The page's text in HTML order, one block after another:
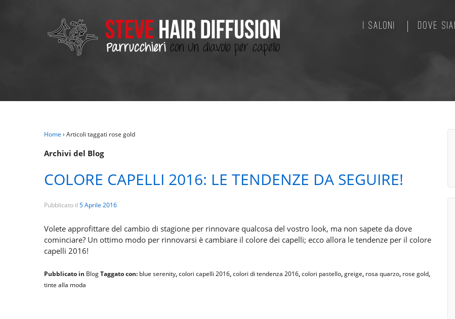
I SALONI DOVE
Home › Articoli taggati rose gold
Archivi del Blog
COLORE CAPELLI 2016: LE TENDENZE DA SEGUIRE!
Pubblicato il 5 Aprile 2016
Volete approfittare del cambio di stagione per rinnovare qualcosa del vostro look, ma non sapete da dove
cominciare? Un ottimo modo per rinnovarsi è cambiare il colore dei capelli; ecco allora le tendenze per il colore
capelli 2016!
Pubblicato in BlogTaggato con: blue serenity,colori capelli 2016,colori di tendenza 2016,colori pastello,greige, rosa quarzo, rose gold,
tinte alla moda